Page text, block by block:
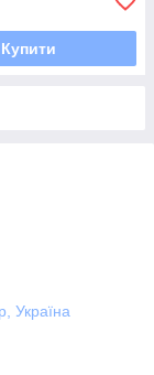
Купити
Україна